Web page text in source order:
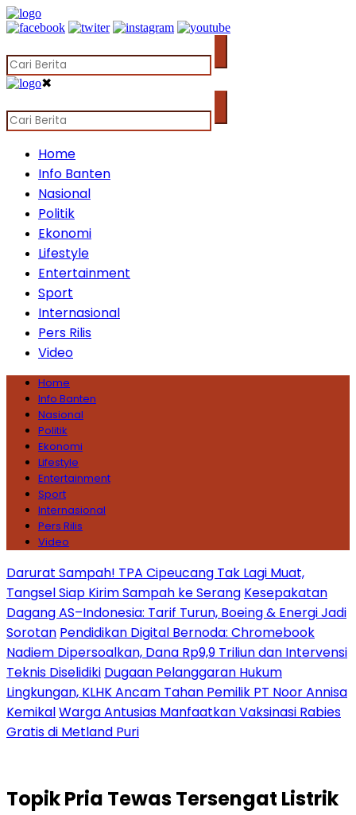
✖
Home
Info Banten
Nasional
Politik
Ekonomi
Lifestyle
Entertainment
Sport
Internasional
Pers Rilis
Video
Home
Info Banten
Nasional
Politik
Ekonomi
Lifestyle
Entertainment
Sport
Internasional
Pers Rilis
Video
Darurat Sampah! TPA Cipeucang Tak Lagi Muat,
Tangsel Siap Kirim Sampah ke Serang Kesepakatan
Dagang AS–Indonesia: Tarif Turun, Boeing & Energi Jadi
Sorotan Pendidikan Digital Bernoda: Chromebook
Nadiem Dipersoalkan, Dana Rp9,9 Triliun dan Intervensi
Teknis Diselidiki Dugaan Pelanggaran Hukum
Lingkungan, KLHK Ancam Tahan Pemilik PT Noor Annisa
KemikalWarga Antusias Manfaatkan Vaksinasi Rabies
Gratis di Metland Puri
TopikPria Tewas Tersengat Listrik